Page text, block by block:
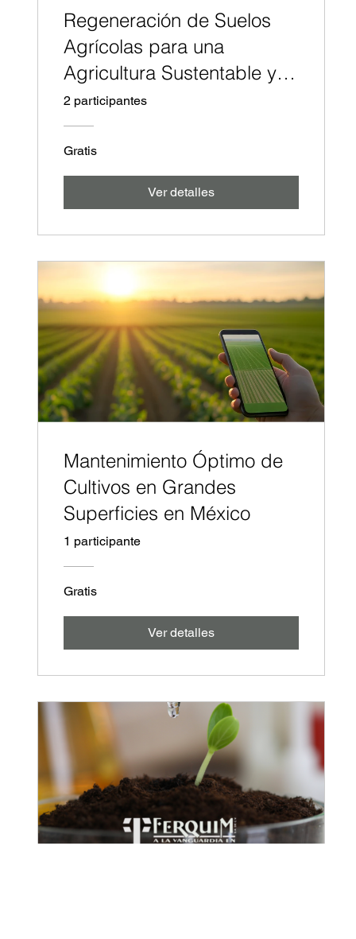
Regeneración de Suelos
Agrícolas para una
Agricultura Sustentable y
Rentable
2 participantes
Gratis
Mantenimiento Óptimo de
Cultivos en Grandes
Superficies en México
1 participante
Gratis